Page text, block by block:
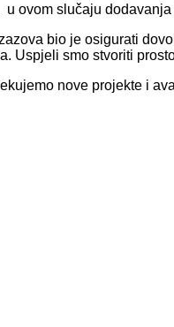
u ovom slučaju
bio je osigurati
Uspjeli smo stvoriti
nove projekte i